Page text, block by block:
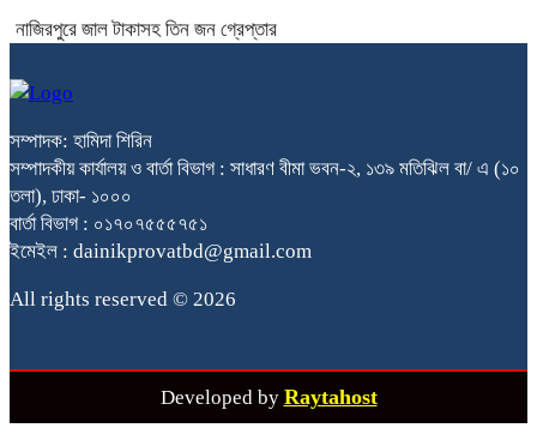
নাজিরপুরে জাল টাকাসহ তিন জন গ্রেপ্তার
সম্পাদক: হামিদা শিরিন
সম্পাদকীয় কার্যালয় ও বার্তা বিভাগ : সাধারণ বীমা ভবন-২, ১৩৯ মতিঝিল বা/ এ (১০
তলা), ঢাকা- ১০০০
বার্তা বিভাগ : ০১৭০৭৫৫৫৭৫১
ইমেইল : dainikprovatbd@gmail.com
All rights reserved © 2026
Developed by Raytahost